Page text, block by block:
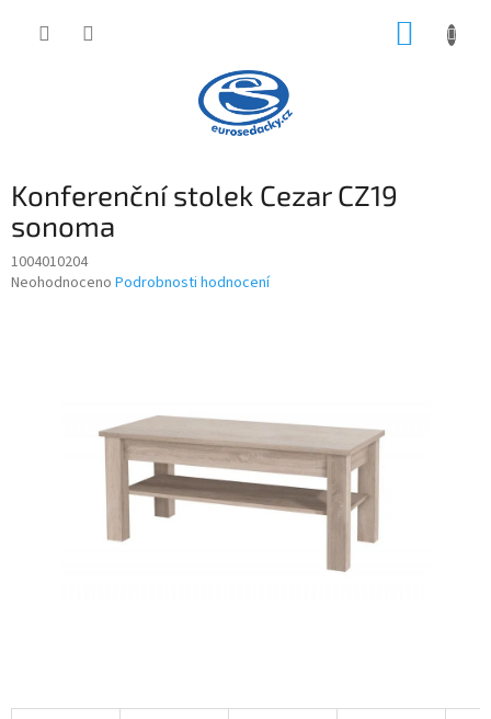
Konferenční stolek Cezar CZ19
sonoma
1004010204
Průměrné
Neohodnoceno Podrobnosti hodnocení